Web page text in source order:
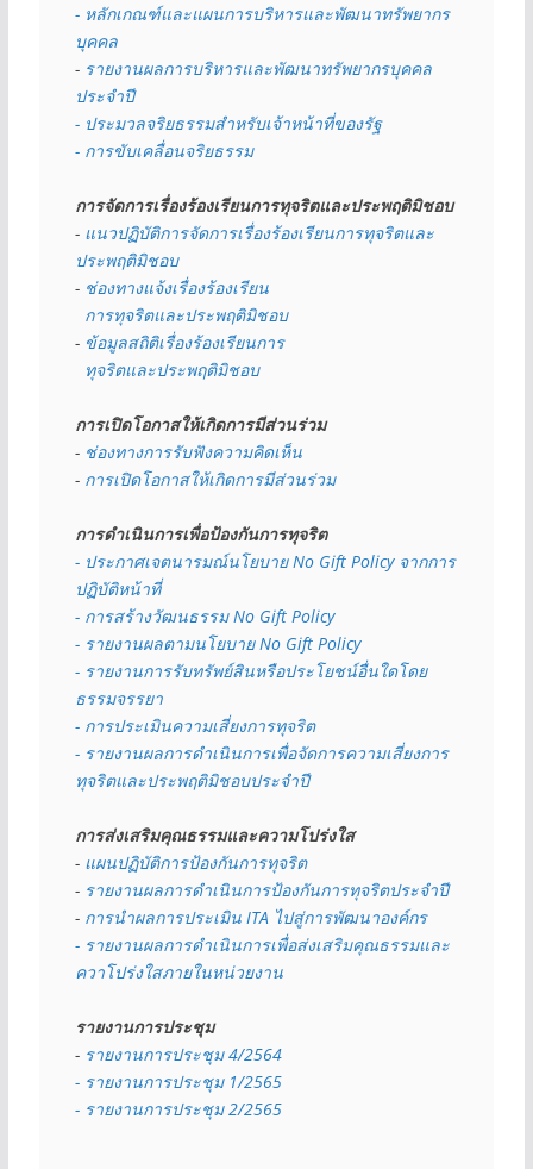
- หลักเกณฑ์และแผนการบริหารและพัฒนาทรัพยากร
บุคคล
- รายงานผลการบริหารและพัฒนาทรัพยากรบุคคล
ประจำปี
- ประมวลจริยธรรมสำหรับเจ้าหน้าที่ของรัฐ
- การขับเคลื่อนจริยธรรม
การจัดการเรื่องร้องเรียนการทุจริตและประพฤติมิชอบ
- แนวปฏิบัติการจัดการเรื่องร้องเรียนการทุจริตและ
ประพฤติมิชอบ
- ช่องทางแจ้งเรื่องร้องเรียน
  การทุจริตและประพฤติมิชอบ
- ข้อมูลสถิติเรื่องร้องเรียนการ
  ทุจริตและประพฤติมิชอบ
การเปิดโอกาสให้เกิดการมีส่วนร่วม
- ช่องทางการรับฟังความคิดเห็น
- การเปิดโอกาสให้เกิดการมีส่วนร่วม
การดำเนินการเพื่อป้องกันการทุจริต
- ประกาศเจตนารมณ์นโยบาย No Gift Policy จากการ
ปฏิบัติหน้าที่
- การสร้างวัฒนธรรม No Gift Policy
- รายงานผลตามนโยบาย No Gift Policy
- รายงานการรับทรัพย์สินหรือประโยชน์อื่นใดโดย
ธรรมจรรยา
- การประเมินความเสี่ยงการทุจริต
- รายงานผลการดำเนินการเพื่อจัดการความเสี่ยงการ
ทุจริตและประพฤติมิชอบประจำปี
การส่งเสริมคุณธรรมและความโปร่งใส
- แผนปฏิบัติการป้องกันการทุจริต
- รายงานผลการดำเนินการป้องกันการทุจริตประจำปี
- การนำผลการประเมิน ITA ไปสู่การพัฒนาองค์กร
- รายงานผลการดำเนินการเพื่อส่งเสริมคุณธรรมและ
ควาโปร่งใสภายในหน่วยงาน
รายงานการประชุม
- รายงานการประชุม 4/2564
- รายงานการประชุม 1/2565
- รายงานการประชุม 2/2565